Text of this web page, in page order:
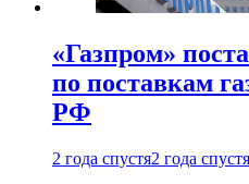
«Газпром»
по поставкам
РФ
2 года спустя2 года спустя